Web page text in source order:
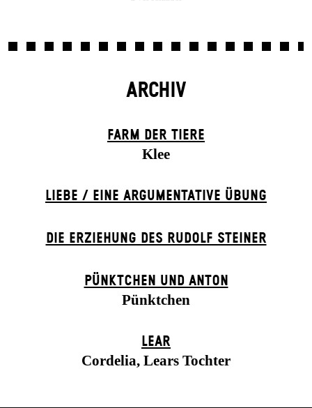
ARCHIV
FARM DER TIERE
Klee
LIEBE / EINE ARGUMENTATIVE ÜBUNG
DIE ERZIEHUNG DES RUDOLF STEINER
PÜNKTCHEN UND ANTON
Pünktchen
LEAR
Cordelia, Lears Tochter